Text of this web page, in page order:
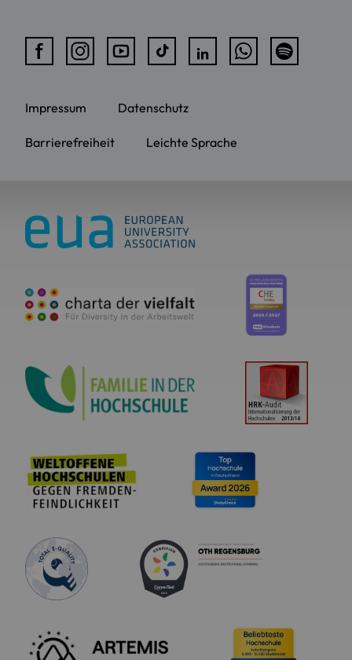
Impressum Datenschutz
Barrierefreiheit Leichte Sprache